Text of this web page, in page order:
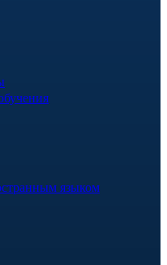
языком